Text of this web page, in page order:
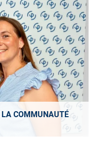
LA COMMUNAUTÉ